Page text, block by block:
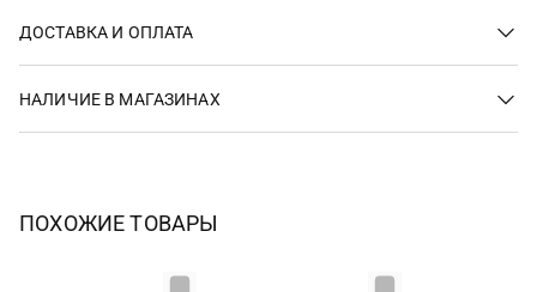
ДОСТАВКА И ОПЛАТА
НАЛИЧИЕ В МАГАЗИНАХ
ПОХОЖИЕ ТОВАРЫ